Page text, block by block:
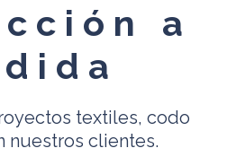
a
textiles, codo
nuestros clientes.